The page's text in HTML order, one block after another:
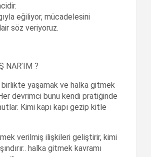
eğiliyor, mücadelesini
söz veriyoruz.
NAR’IM ?
yaşamak ve halka gitmek
devrimci bunu kendi pratiğinde
Kimi kapı kapı gezip kitle
verilmiş ilişkileri geliştirir, kimi
halka gitmek kavramı